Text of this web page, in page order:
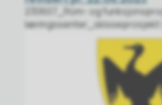
230607_Rom- og
læringssenter_skisseprosjekt